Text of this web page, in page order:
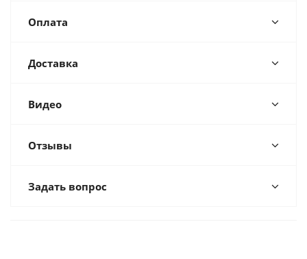
Оплата
Доставка
Видео
Отзывы
Задать вопрос